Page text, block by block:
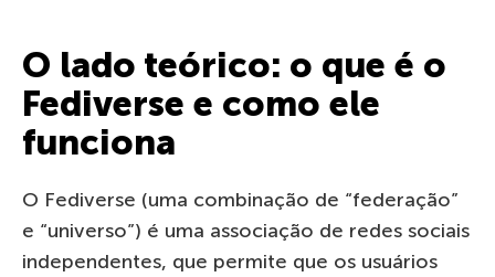
O lado teórico: o que é o
Fediverse e como ele
funciona
O Fediverse (uma combinação de “federação”
e “universo”) é uma associação de redes sociais
independentes, que permite que os usuários